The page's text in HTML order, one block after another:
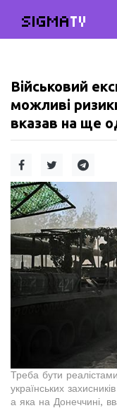
SIGMATV
Військовий
можливі
вказав на ще
Треба бути
українських
а яка на Донеччині,